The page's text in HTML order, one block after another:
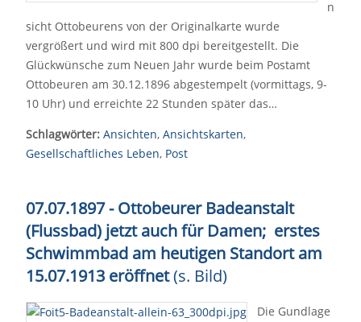
n
sicht Ottobeurens von der Originalkarte wurde
vergrößert und wird mit 800 dpi bereitgestellt. Die
Glückwünsche zum Neuen Jahr wurde beim Postamt
Ottobeuren am 30.12.1896 abgestempelt (vormittags, 9-
10 Uhr) und erreichte 22 Stunden später das…
Schlagwörter: Ansichten, Ansichtskarten,
Gesellschaftliches Leben, Post
07.07.1897 - Ottobeurer Badeanstalt
(Flussbad) jetzt auch für Damen; erstes
Schwimmbad am heutigen Standort am
15.07.1913 eröffnet(s. Bild)
Die Gundlage